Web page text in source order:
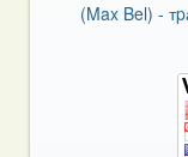
(Max Bel) -